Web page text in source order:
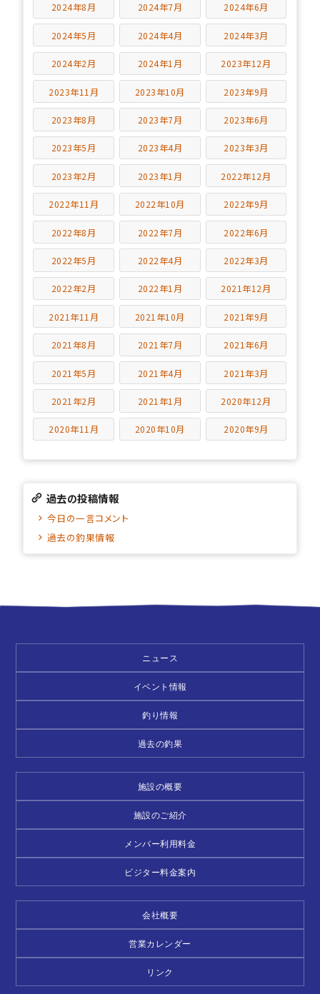
2024年8月 2024年7月 2024年6月
2024年5月 2024年4月 2024年3月
2024年2月 2024年1月 2023年12月
2023年11月 2023年10月 2023年9月
2023年8月 2023年7月 2023年6月
2023年5月 2023年4月 2023年3月
2023年2月 2023年1月 2022年12月
2022年11月 2022年10月 2022年9月
2022年8月 2022年7月 2022年6月
2022年5月 2022年4月 2022年3月
2022年2月 2022年1月 2021年12月
2021年11月 2021年10月 2021年9月
2021年8月 2021年7月 2021年6月
2021年5月 2021年4月 2021年3月
2021年2月 2021年1月 2020年12月
2020年11月 2020年10月 2020年9月
過去の投稿情報
今日の一言コメント
過去の釣果情報
ニュース
イベント情報
釣り情報
過去の釣果
施設の概要
施設のご紹介
メンバー利用料金
ビジター料金案内
会社概要
営業カレンダー
リンク